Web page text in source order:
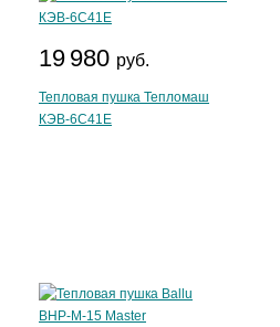
19 980 руб.
Тепловая пушка Тепломаш
КЭВ-6С41Е